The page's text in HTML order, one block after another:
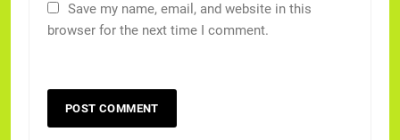
Save my name, email, and website in this
browser for the next time I comment.